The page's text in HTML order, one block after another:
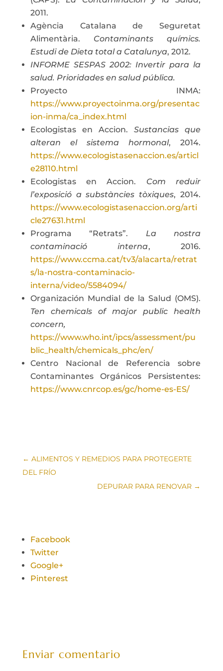
2011.
Agència Catalana de Seguretat
Alimentària. Contaminants químics.
Estudi de Dieta total a Catalunya, 2012.
INFORME SESPAS 2002: Invertir para la
salud. Prioridades en salud pública.
Proyecto INMA:
https://www.proyectoinma.org/presentac
ion-inma/ca_index.html
Ecologistas en Accion.Sustancias que
alteran el sistema hormonal, 2014.
https://www.ecologistasenaccion.es/articl
e28110.html
Ecologistas en Accion. Com reduir
l’exposició a substàncies tòxiques, 2014.
https://www.ecologistasenaccion.org/arti
cle27631.html
Programa “Retrats”. La nostra
contaminació interna, 2016.
https://www.ccma.cat/tv3/alacarta/retrat
s/la-nostra-contaminacio-
interna/video/5584094/
Organización Mundial de la Salud (OMS).
Ten chemicals of major public health
concern,
https://www.who.int/ipcs/assessment/pu
blic_health/chemicals_phc/en/
Centro Nacional de Referencia sobre
Contaminantes Orgánicos Persistentes:
https://www.cnrcop.es/gc/home-es-ES/
← ALIMENTOS Y REMEDIOS PARA PROTEGERTE
DEL FRÍO
DEPURAR PARA RENOVAR →
Facebook
Twitter
Google+
Pinterest
Enviar comentario